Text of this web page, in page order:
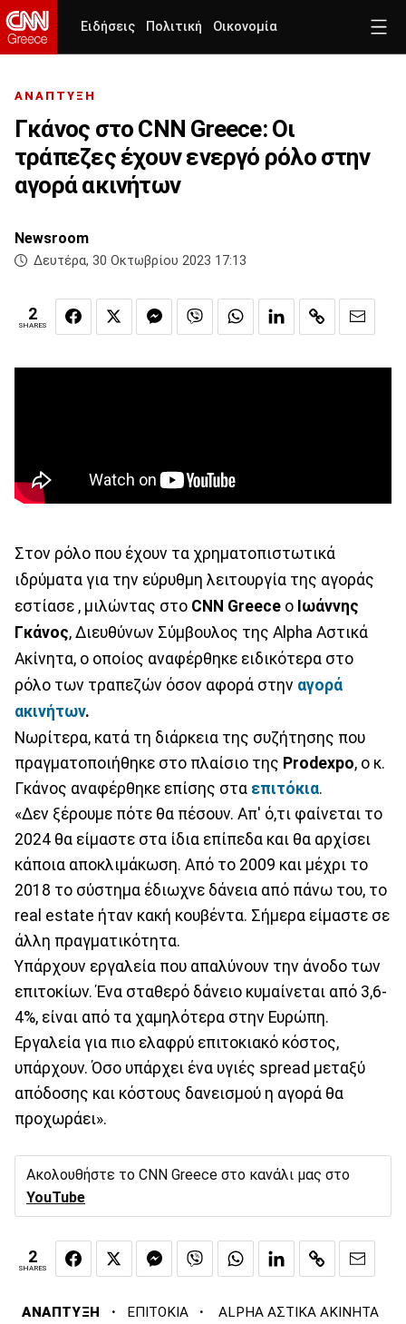
Ειδήσεις Πολιτική Οικονομία
ΑΝΑΠΤΥΞΗ
Γκάνος στο CNN Greece: Οι
τράπεζες έχουν ενεργό ρόλο στην
αγορά ακινήτων
Newsroom
Δευτέρα, 30 Οκτωβρίου 2023 17:13
2
SHARES
Στον ρόλο που έχουν τα χρηματοπιστωτικά
ιδρύματα για την εύρυθμη λειτουργία της αγοράς
εστίασε , μιλώντας στο CNN Greece ο Ιωάννης
Γκάνος, Διευθύνων Σύμβουλος της Alpha Αστικά
Ακίνητα, ο οποίος αναφέρθηκε ειδικότερα στο
ρόλο των τραπεζών όσον αφορά στην αγορά
ακινήτων.
Νωρίτερα, κατά τη διάρκεια της συζήτησης που
πραγματοποιήθηκε στο πλαίσιο της Prodexpo, ο κ.
Γκάνος αναφέρθηκε επίσης στα επιτόκια.
«Δεν ξέρουμε πότε θα πέσουν. Απ' ό,τι φαίνεται το
2024 θα είμαστε στα ίδια επίπεδα και θα αρχίσει
κάποια αποκλιμάκωση. Από το 2009 και μέχρι το
2018 το σύστημα έδιωχνε δάνεια από πάνω του, το
real estate ήταν κακή κουβέντα. Σήμερα είμαστε σε
άλλη πραγματικότητα.
Υπάρχουν εργαλεία που απαλύνουν την άνοδο των
επιτοκίων. Ένα σταθερό δάνειο κυμαίνεται από 3,6-
4%, είναι από τα χαμηλότερα στην Ευρώπη.
Εργαλεία για πιο ελαφρύ επιτοκιακό κόστος,
υπάρχουν. Όσο υπάρχει ένα υγιές spread μεταξύ
απόδοσης και κόστους δανεισμού η αγορά θα
προχωράει».
Ακολουθήστε το CNN Greece στο κανάλι μας στο
YouTube
2
SHARES
ΑΝΑΠΤΥΞΗ · ΕΠΙΤΟΚΙΑ · ALPHA ΑΣΤΙΚΑ ΑΚΙΝΗΤΑ